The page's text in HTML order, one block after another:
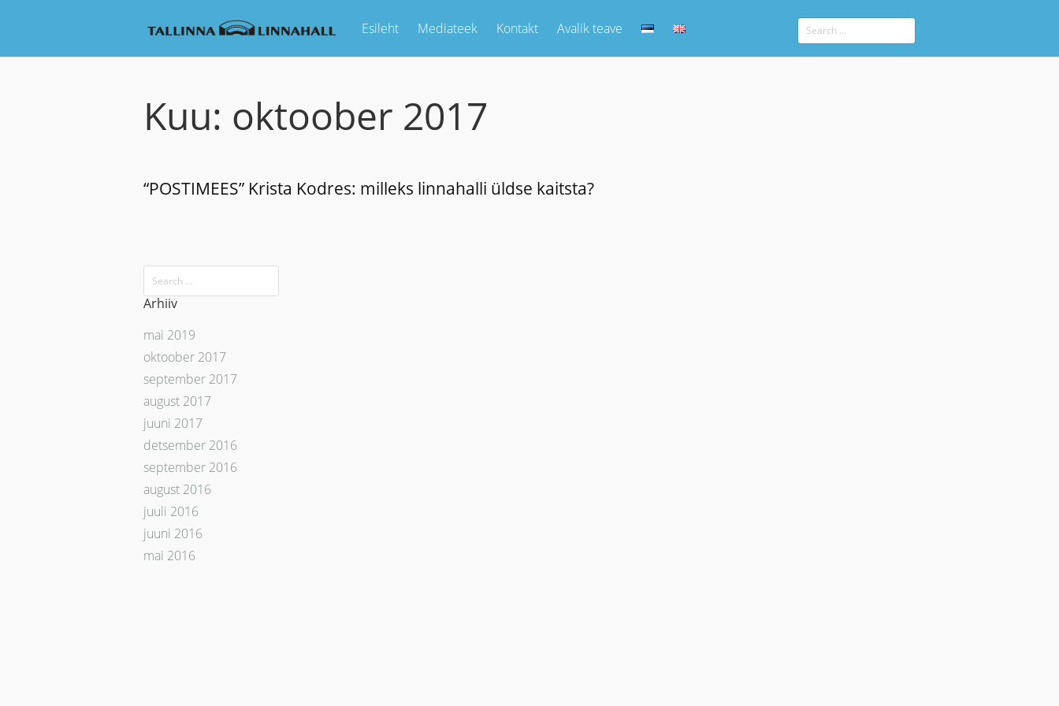
Esileht Mediateek Kontakt Avalik teave
Kuu: oktoober 2017
“POSTIMEES” Krista Kodres: milleks linnahalli üldse kaitsta?
Arhiiv
mai 2019
oktoober 2017
september 2017
august 2017
juuni 2017
detsember 2016
september 2016
august 2016
juuli 2016
juuni 2016
mai 2016